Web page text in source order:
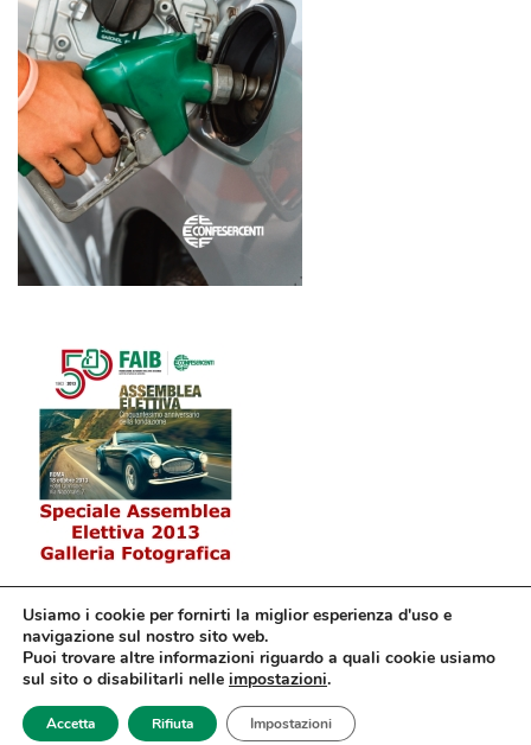
4746886 | Sito web sviluppato da
dm3
Usiamo i cookie per fornirti la miglior esperienza d'uso e
navigazione sul nostro sito web.
Puoi trovare altre informazioni riguardo a quali cookie usiamo
sul sito o disabilitarli nelle impostazioni.
Accetta Rifiuta Impostazioni